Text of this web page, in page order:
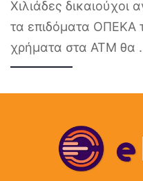
Χιλιάδες
τα επιδόματα ΟΠΕΚΑ
χρήματα στα ΑΤΜ θα